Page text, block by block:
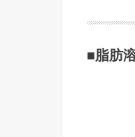
■脂肪